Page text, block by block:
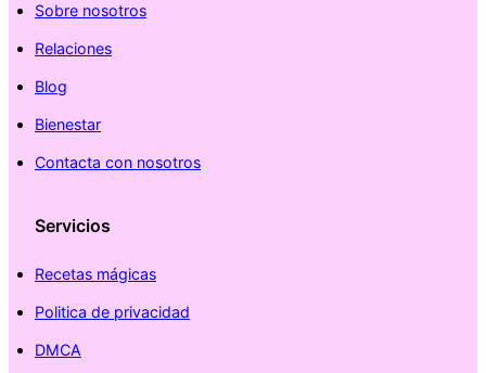
Sobre nosotros
Relaciones
Blog
Bienestar
Contacta con nosotros
Servicios
Recetas mágicas
Politica de privacidad
DMCA